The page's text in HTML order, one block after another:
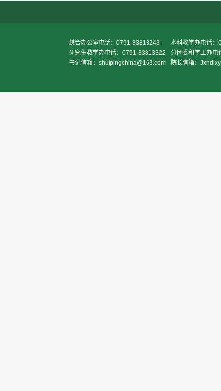
综合办公室电话：0791-83813243
本科教学办电话
研究生教学办电话：0791-83813322
分团委和学工办
书记信箱：shuipingchina@163.com
院长信箱：